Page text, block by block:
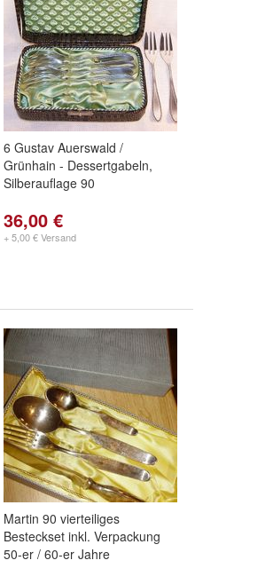
6 Gustav Auerswald /
Grünhain - Dessertgabeln,
Silberauflage 90
36,00 €
+ 5,00 € Versand
Martin 90 vierteiliges
Besteckset inkl. Verpackung
50-er / 60-er Jahre